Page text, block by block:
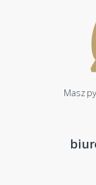
Masz